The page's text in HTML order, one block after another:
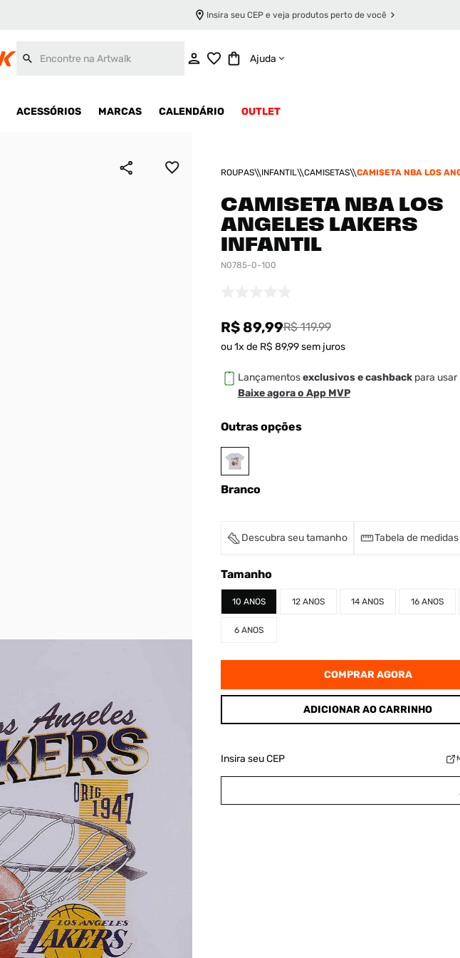
Insira seu CEP e veja produtos perto de você
Ajuda
ACESSÓRIOS MARCAS CALENDÁRIO OUTLET
ROUPAS INFANTIL CAMISETAS
CAMISETA NBA LOS
CAMISETA NBA LOS
ANGELES LAKERS
INFANTIL
N0785-0-100
R$ 89,99R$ 119,99
ou1x de R$ 89,99sem juros
Lançamentosexclusivos e cashbackpara usar
Baixe agora o App MVP
Outras opções
Branco
Descubra seu tamanho Tabela de medidas
Tamanho
10 ANOS 12 ANOS 14 ANOS 16 ANOS
6 ANOS
COMPRAR AGORA
ADICIONAR AO CARRINHO
Insira seu CEP